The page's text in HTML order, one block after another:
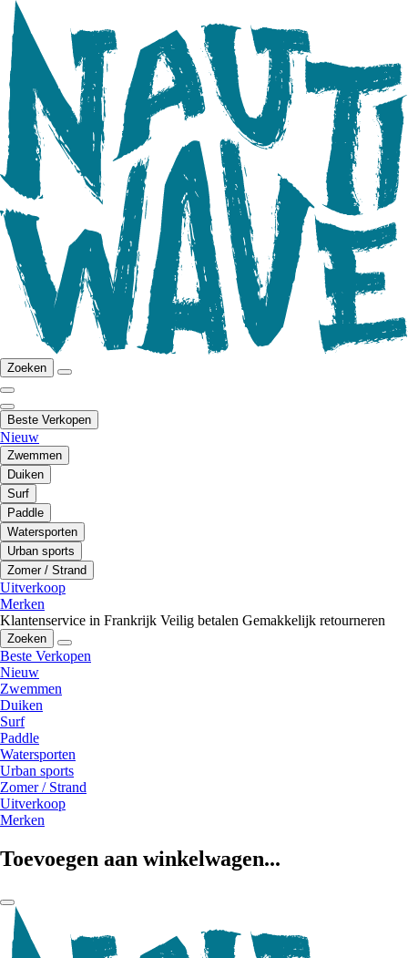
Zoeken
Beste Verkopen
Nieuw
Zwemmen
Duiken
Surf
Paddle
Watersporten
Urban sports
Zomer / Strand
Uitverkoop
Merken
Klantenservice in Frankrijk Veilig betalen Gemakkelijk retourneren
Zoeken
Beste Verkopen
Nieuw
Zwemmen
Duiken
Surf
Paddle
Watersporten
Urban sports
Zomer / Strand
Uitverkoop
Merken
Toevoegen aan winkelwagen...